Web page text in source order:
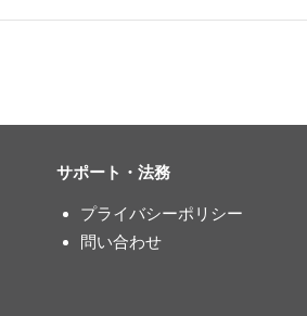
サポート・法務
プライバシーポリシー
問い合わせ